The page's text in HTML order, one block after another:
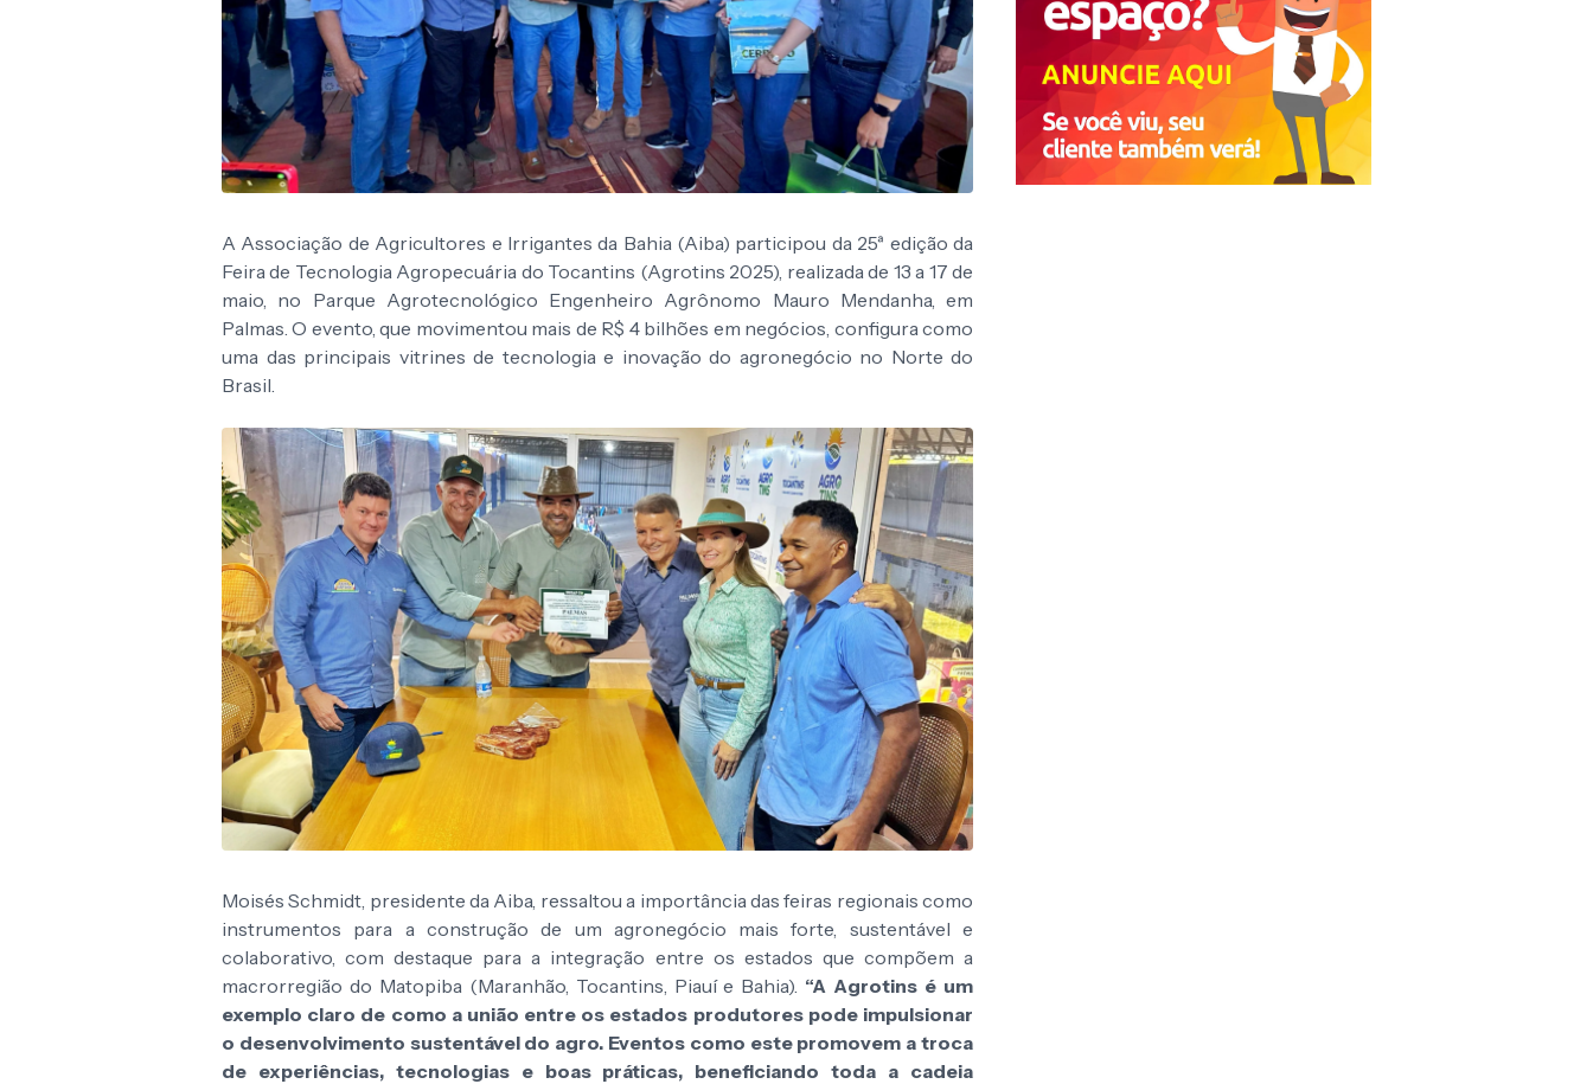
A Associação de Agricultores e Irrigantes da Bahia (Aiba) participou da 25ª edição da
Feira de Tecnologia Agropecuária do Tocantins (Agrotins 2025), realizada de 13 a 17 de
maio, no Parque Agrotecnológico Engenheiro Agrônomo Mauro Mendanha, em
Palmas. O evento, que movimentou mais de R$ 4 bilhões em negócios, configura como
uma das principais vitrines de tecnologia e inovação do agronegócio no Norte do
Brasil.
Moisés Schmidt, presidente da Aiba, ressaltou a importância das feiras regionais como
instrumentos para a construção de um agronegócio mais forte, sustentável e
colaborativo, com destaque para a integração entre os estados que compõem a
macrorregião do Matopiba (Maranhão, Tocantins, Piauí e Bahia). “A Agrotins é um
exemplo claro de como a união entre os estados produtores pode impulsionar
o desenvolvimento sustentável do agro. Eventos como este promovem a troca
de experiências, tecnologias e boas práticas, beneficiando toda a cadeia